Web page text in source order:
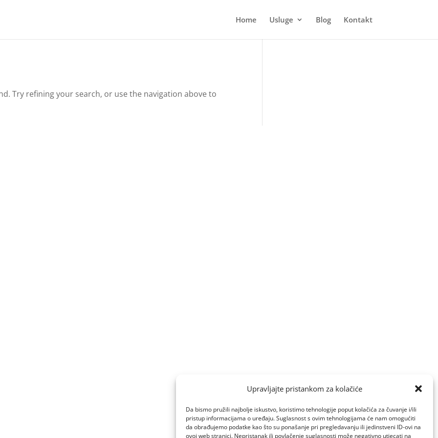
Upravljajte pristankom za kolačiće
Da bismo pružili najbolje iskustvo, koristimo tehnologije poput kolačića za čuvanje i/ili
pristup informacijama o uređaju. Suglasnost s ovim tehnologijama će nam omogućiti
da obrađujemo podatke kao što su ponašanje pri pregledavanju ili jedinstveni ID-ovi na
ovoj web stranici. Nepristanak ili povlačenje suglasnosti može negativno utjecati na
Home Usluge Blog Kontakt
Try refining your search, or use the navigation above to